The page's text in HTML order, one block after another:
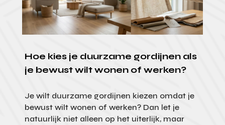
Hoe kies je duurzame gordijnen als
je bewust wilt wonen of werken?
Je wilt duurzame gordijnen kiezen omdat je
bewust wilt wonen of werken? Dan let je
natuurlijk niet alleen op het uiterlijk, maar